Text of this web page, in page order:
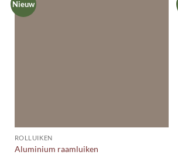
Nieuw
ROLLUIKEN
Aluminium raamluiken